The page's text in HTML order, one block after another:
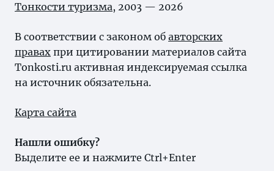
Тонкости туризма, 2003 — 2026
В соответствии с законом об авторских
правах при цитировании материалов сайта
Tonkosti.ru активная индексируемая ссылка
на источник обязательна.
Карта сайта
Нашли ошибку?
Выделите ее и нажмите Ctrl+Enter